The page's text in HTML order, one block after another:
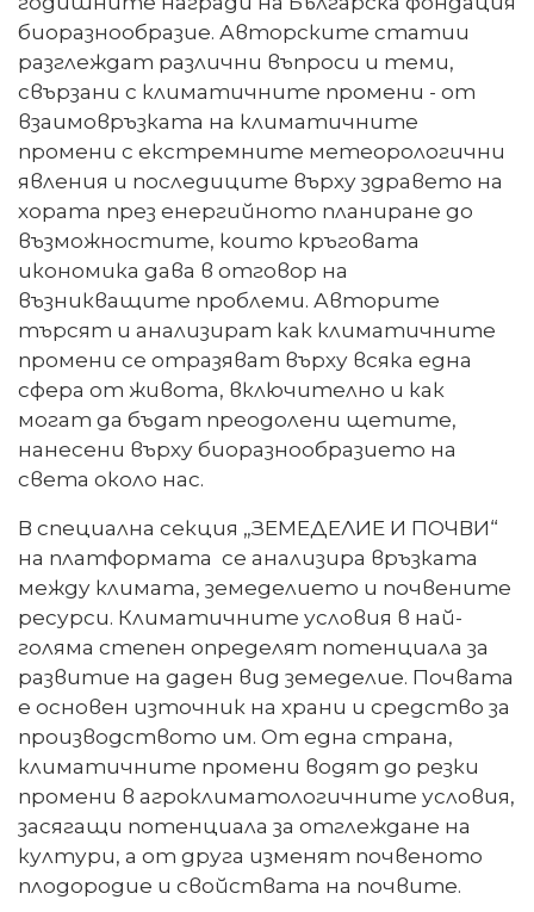
биоразнообразие. Авторските статии
разглеждат различни въпроси и теми,
свързани с климатичните промени - от
взаимовръзката на климатичните
промени с екстремните метеорологични
явления и последиците върху здравето на
хората през енергийното планиране до
възможностите, които кръговата
икономика дава в отговор на
възникващите проблеми. Авторите
търсят и анализират как климатичните
промени се отразяват върху всяка една
сфера от живота, включително и как
могат да бъдат преодолени щетите,
нанесени върху биоразнообразието на
света около нас.
В специална секция „ЗЕМЕДЕЛИЕ И ПОЧВИ“
на платформата се анализира връзката
между климата, земеделието и почвените
ресурси. Климатичните условия в най-
голяма степен определят потенциала за
развитие на даден вид земеделие. Почвата
е основен източник на храни и средство за
производството им. От една страна,
климатичните промени водят до резки
промени в агроклиматологичните условия,
засягащи потенциала за отглеждане на
култури, а от друга изменят почвеното
плодородие и свойствата на почвите.